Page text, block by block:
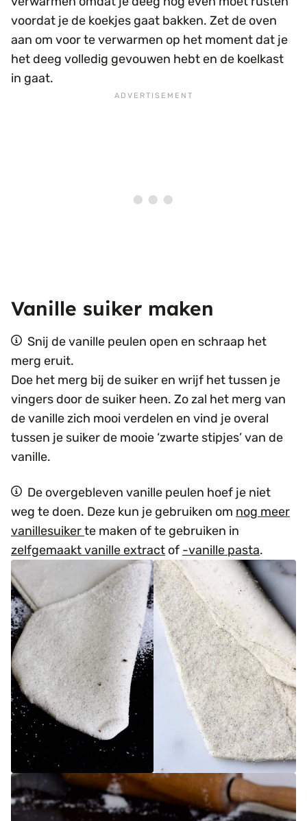
voordat je de koekjes gaat bakken. Zet de oven
aan om voor te verwarmen op het moment dat je
het deeg volledig gevouwen hebt en de koelkast
in gaat.
Vanille suiker maken
Snij de vanille peulen open en schraap het
merg eruit.
Doe het merg bij de suiker en wrijf het tussen je
vingers door de suiker heen. Zo zal het merg van
de vanille zich mooi verdelen en vind je overal
tussen je suiker de mooie ‘zwarte stipjes’ van de
vanille.
De overgebleven vanille peulen hoef je niet
weg te doen. Deze kun je gebruiken om nog meer
vanillesuikerte maken of te gebruiken in
zelfgemaakt vanille extract of -vanille pasta.